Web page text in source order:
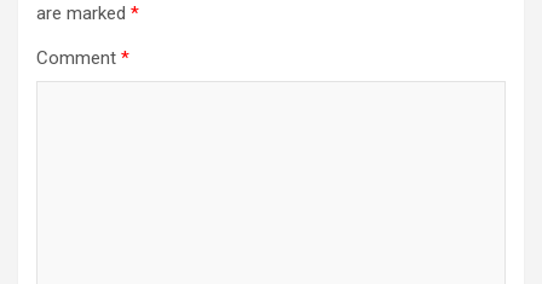
are marked *
Comment *